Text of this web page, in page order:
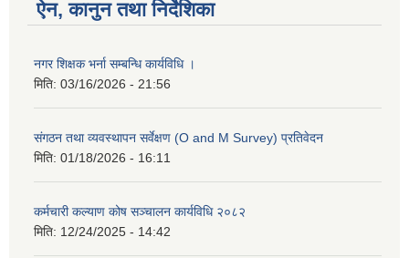
ऐन, कानुन तथा निर्देशिका
नगर शिक्षक भर्ना सम्बन्धि कार्यविधि ।
मिति: 03/16/2026 - 21:56
संगठन तथा व्यवस्थापन सर्वेक्षण (O and M Survey) प्रतिवेदन
मिति: 01/18/2026 - 16:11
कर्मचारी कल्याण कोष सञ्चालन कार्यविधि २०८२
मिति: 12/24/2025 - 14:42